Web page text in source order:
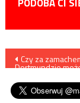
wpisu
Czy za
Dortmundzie